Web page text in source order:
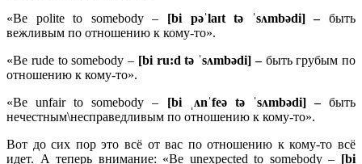
«Be polite to somebody – [bi pəˈlaɪt tə ˈsʌmbədi] –быть
вежливым по отношению к кому-то».
«Be rude to somebody – [bi ru:d tə ˈsʌmbədi] –быть грубым по
отношению к кому-то».
«Be unfair to somebody – [bi ˌʌnˈfeə tə ˈsʌmbədi] –быть
нечестным\несправедливым по отношению к кому-то».
Вот до сих пор это всё от вас по отношению к кому-то всё
идет. А теперь внимание: «Be unexpected to somebody – [bi